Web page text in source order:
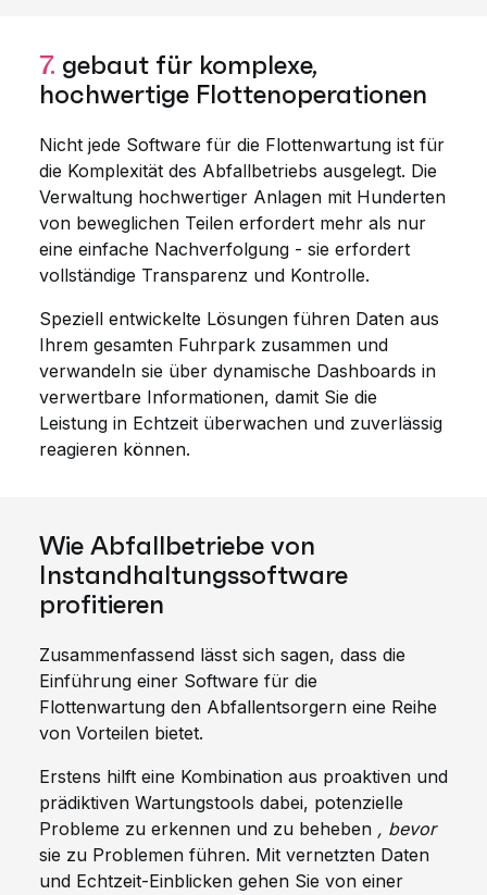
7. gebaut für komplexe,
hochwertige Flottenoperationen
Nicht jede Software für die Flottenwartung ist für
die Komplexität des Abfallbetriebs ausgelegt. Die
Verwaltung hochwertiger Anlagen mit Hunderten
von beweglichen Teilen erfordert mehr als nur
eine einfache Nachverfolgung - sie erfordert
vollständige Transparenz und Kontrolle.
Speziell entwickelte Lösungen führen Daten aus
Ihrem gesamten Fuhrpark zusammen und
verwandeln sie über dynamische Dashboards in
verwertbare Informationen, damit Sie die
Leistung in Echtzeit überwachen und zuverlässig
reagieren können.
Wie Abfallbetriebe von
Instandhaltungssoftware
profitieren
Zusammenfassend lässt sich sagen, dass die
Einführung einer Software für die
Flottenwartung den Abfallentsorgern eine Reihe
von Vorteilen bietet.
Erstens hilft eine Kombination aus proaktiven und
prädiktiven Wartungstools dabei, potenzielle
Probleme zu erkennen und zu beheben , bevor
sie zu Problemen führen. Mit vernetzten Daten
und Echtzeit-Einblicken gehen Sie von einer